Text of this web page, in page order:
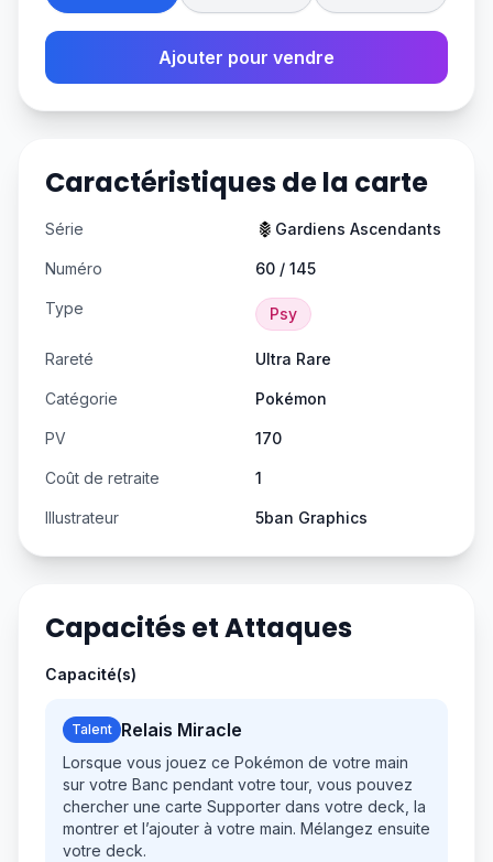
Ajouter pour vendre
Caractéristiques de la carte
Série Gardiens Ascendants
Numéro 60 / 145
Type Psy
Rareté Ultra Rare
Catégorie Pokémon
PV 170
Coût de retraite 1
Illustrateur 5ban Graphics
Capacités et Attaques
Capacité(s)
Talent Relais Miracle
Lorsque vous jouez ce Pokémon de votre main
sur votre Banc pendant votre tour, vous pouvez
chercher une carte Supporter dans votre deck, la
montrer et l’ajouter à votre main. Mélangez ensuite
votre deck.